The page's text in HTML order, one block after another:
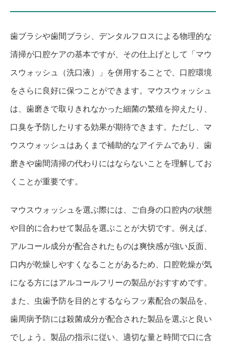
歯ブラシや歯間ブラシ、デンタルフロスによる物理的な
清掃が口腔ケアの基本ですが、その仕上げとして「マウ
スウォッシュ（洗口液）」を併用することで、口腔環境
をさらに良好に保つことができます。マウスウォッシュ
は、歯磨きで取りきれなかった細菌の繁殖を抑えたり、
口臭を予防したりする効果が期待できます。ただし、マ
ウスウォッシュはあくまで補助的なアイテムであり、歯
磨きや歯間清掃の代わりにはならないことを理解してお
くことが重要です。
マウスウォッシュを選ぶ際には、ご自身の口腔内の状態
や目的に合わせて製品を選ぶことが大切です。例えば、
アルコール成分が配合されたものは爽快感が強い反面、
口内が乾燥しやすくなることがあるため、口腔乾燥が気
になる方にはアルコールフリーの製品がおすすめです。
また、虫歯予防を目的とするならフッ素配合の製品を、
歯周病予防には殺菌成分が配合された製品を選ぶと良い
でしょう。製品の指示に従い、適切な量と時間で口に含